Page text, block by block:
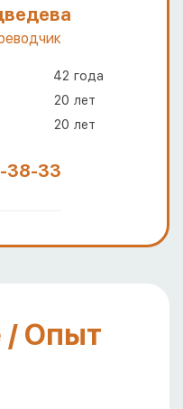
/ Опыт
42 года
20 лет
20 лет
38-33